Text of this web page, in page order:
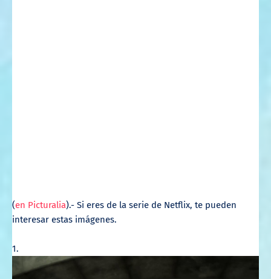
(en Picturalia).- Si eres de la serie de Netflix, te pueden
interesar estas imágenes.
1.